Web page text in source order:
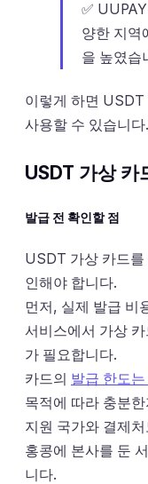
✅
양한 지역
을 높였습
이렇게 하면
사용할 수 있습니다.
USDT 가상 카
발급 전 확인할 점
USDT 가상 카드
인해야 합니다.
먼저, 실제 발급 비
서비스에서 가상
가 필요합니다.
카드의 발급 한도
목적에 따라 충분
지원 국가와 결제
홍콩에 본사를 둔
니다.